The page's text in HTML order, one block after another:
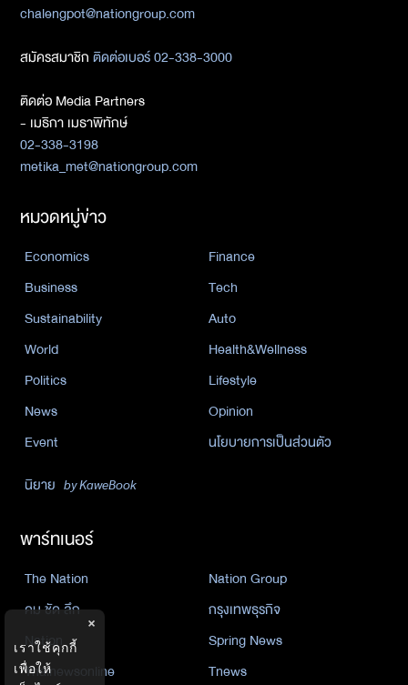
chalengpot@nationgroup.com
สมัครสมาชิกติดต่อเบอร์ 02-338-3000
ติดต่อ Media Partners
- เมธิกา เมธาพิทักษ์
02-338-3198
metika_met@nationgroup.com
หมวดหมู่ข่าว
Economics
Finance
Business
Tech
Sustainability
Auto
World
Health&Wellness
Politics
Lifestyle
News
Opinion
Event
นโยบายการเป็นส่วนตัว
นิยาย by KaweBook
พาร์ทเนอร์
The Nation
Nation Group
คม ชัด ลึก
กรุงเทพธุรกิจ
Nation
Spring News
Thainewsonline
Tnews
×
เราใช้คุกกี้
เพื่อให้